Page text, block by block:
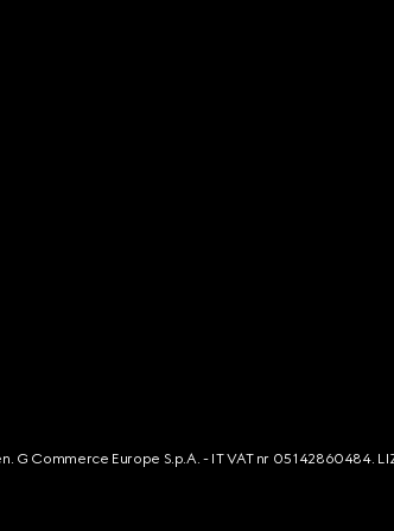
G Commerce Europe S.p.A. - IT VAT nr 05142860484.